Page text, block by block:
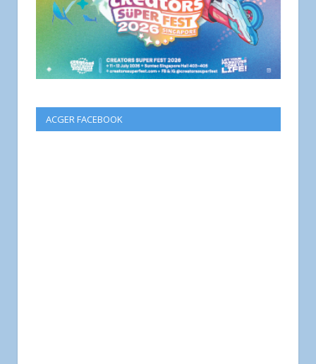
ACGER FACEBOOK